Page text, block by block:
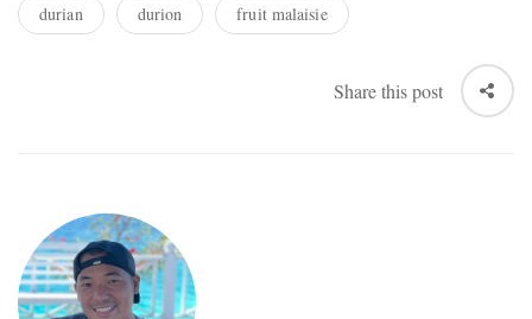
durian durion fruit malaisie
Share this post